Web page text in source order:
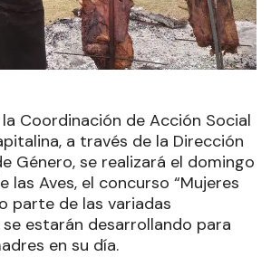
Coordinación de Acción Social
a través de la Dirección
Género, se realizará el domingo
las Aves, el concurso “Mujeres
parte de las variadas
estarán desarrollando para
en su día.